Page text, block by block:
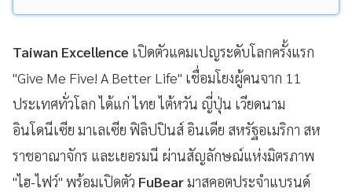
Taiwan Excellence เปิดตัวแคมเปญระดับโลกครั้งแรก
"Give Me Five! A Better Life" เชื่อมโยงผู้คนจาก 11
ประเทศทั่วโลก ได้แก่ ไทย ไต้หวัน ญี่ปุ่น เวียดนาม
อินโดนีเซีย มาเลเซีย ฟิลิปปินส์ อินเดีย สหรัฐอเมริกา สห
ราชอาณาจักร และเยอรมนี ผ่านสัญลักษณ์แห่งมิตรภาพ
"ไฮ-ไฟว์" พร้อมเปิดตัว FuBearมาสคอตประจำแบรนด์